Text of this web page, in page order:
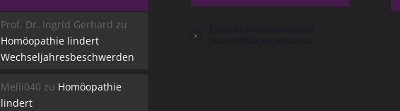
Prof. Dr. Ingrid Gerhard zu
Homöopathie lindert
Wechseljahresbeschwerden
Melli040 zu Homöopathie
lindert
Hinweis